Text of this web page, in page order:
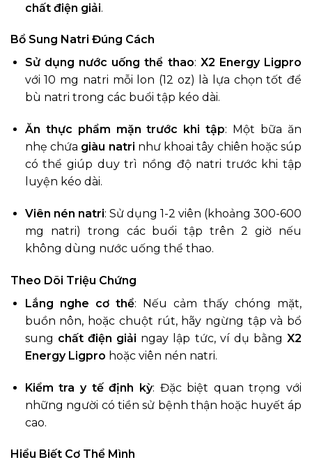
chất điện giải.
Bổ Sung Natri Đúng Cách
Sử dụng nước uống thể thao: X2 Energy Ligpro
với 10 mg natri mỗi lon (12 oz) là lựa chọn tốt để
bù natri trong các buổi tập kéo dài.
Ăn thực phẩm mặn trước khi tập: Một bữa ăn
nhẹ chứa giàu natri như khoai tây chiên hoặc súp
có thể giúp duy trì nồng độ natri trước khi tập
luyện kéo dài.
Viên nén natri: Sử dụng 1-2 viên (khoảng 300-600
mg natri) trong các buổi tập trên 2 giờ nếu
không dùng nước uống thể thao.
Theo Dõi Triệu Chứng
Lắng nghe cơ thể: Nếu cảm thấy chóng mặt,
buồn nôn, hoặc chuột rút, hãy ngừng tập và bổ
sung chất điện giải ngay lập tức, ví dụ bằngX2
Energy Ligpro hoặc viên nén natri.
Kiểm tra y tế định kỳ: Đặc biệt quan trọng với
những người có tiền sử bệnh thận hoặc huyết áp
cao.
Hiểu Biết Cơ Thể Mình